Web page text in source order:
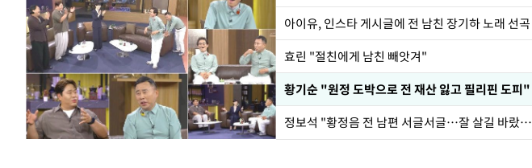
아이유, 인스타 게시글에 전 남친 장기하 노래 선곡
효린 "절친에게 남친 빼앗겨"
황기순 "원정 도박으로 전 재산 잃고 필리핀 도피"
정보석 "황정음 전 남편 서글서글…잘 살길 바랐는데"